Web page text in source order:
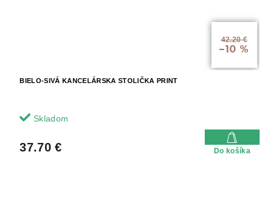
42.20 €
–10 %
BIELO-SIVÁ KANCELÁRSKA STOLIČKA PRINT
Skladom
37.70 € Do košíka